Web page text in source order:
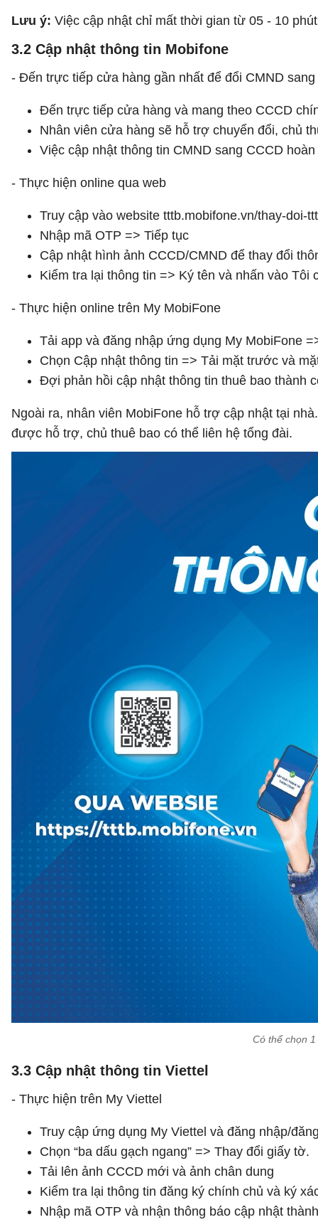
Lưu ý: Việc cập nhật chỉ mất thời gian từ 05 - 10
3.2 Cập nhật thông tin Mobifone
- Đến trực tiếp cửa hàng gần nhất để đổi CMND sang
Đến trực tiếp cửa hàng và mang theo CCCD
Nhân viên cửa hàng sẽ hỗ trợ chuyển đổi, chủ
Việc cập nhật thông tin CMND sang CCCD
- Thực hiện online qua web
Truy cập vào website tttb.mobifone.vn/thay-doi-
Nhập mã OTP => Tiếp tục
Cập nhật hình ảnh CCCD/CMND để thay đổi
Kiểm tra lại thông tin => Ký tên và nhấn vào Tôi
- Thực hiện online trên My MobiFone
Tải app và đăng nhập ứng dụng My MobiFone
Chọn Cập nhật thông tin => Tải mặt trước và
Đợi phản hồi cập nhật thông tin thuê bao thành
Ngoài ra, nhân viên MobiFone hỗ trợ cập nhật tại
được hỗ trợ, chủ thuê bao có thể liên hệ tổng đài.
Có thể chọn
3.3 Cập nhật thông tin Viettel
- Thực hiện trên My Viettel
Truy cập ứng dụng My Viettel và đăng nhập/
Chọn “ba dấu gạch ngang” => Thay đổi giấy tờ.
Tải lên ảnh CCCD mới và ảnh chân dung
Kiểm tra lại thông tin đăng ký chính chủ và ký
Nhập mã OTP và nhận thông báo cập nhật